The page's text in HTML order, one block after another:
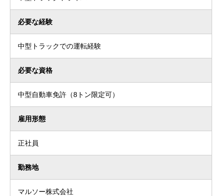
必要な経験
中型トラックでの運転経験
必要な資格
中型自動車免許（8トン限定可）
雇用形態
正社員
勤務地
マルソー株式会社